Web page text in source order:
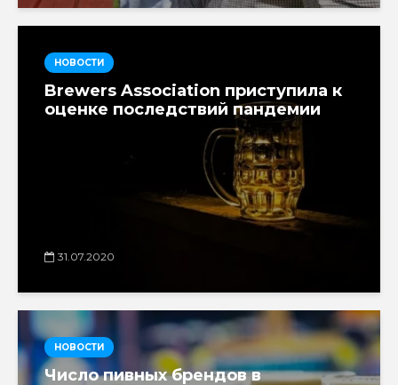
НОВОСТИ
Brewers Association приступила к
оценке последствий пандемии
31.07.2020
НОВОСТИ
Число пивных брендов в